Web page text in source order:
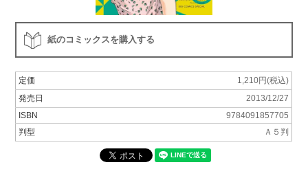
紙のコミックスを購入する
定価
1,210円(税込)
発売日
2013/12/27
ISBN
9784091857705
判型
Ａ５判